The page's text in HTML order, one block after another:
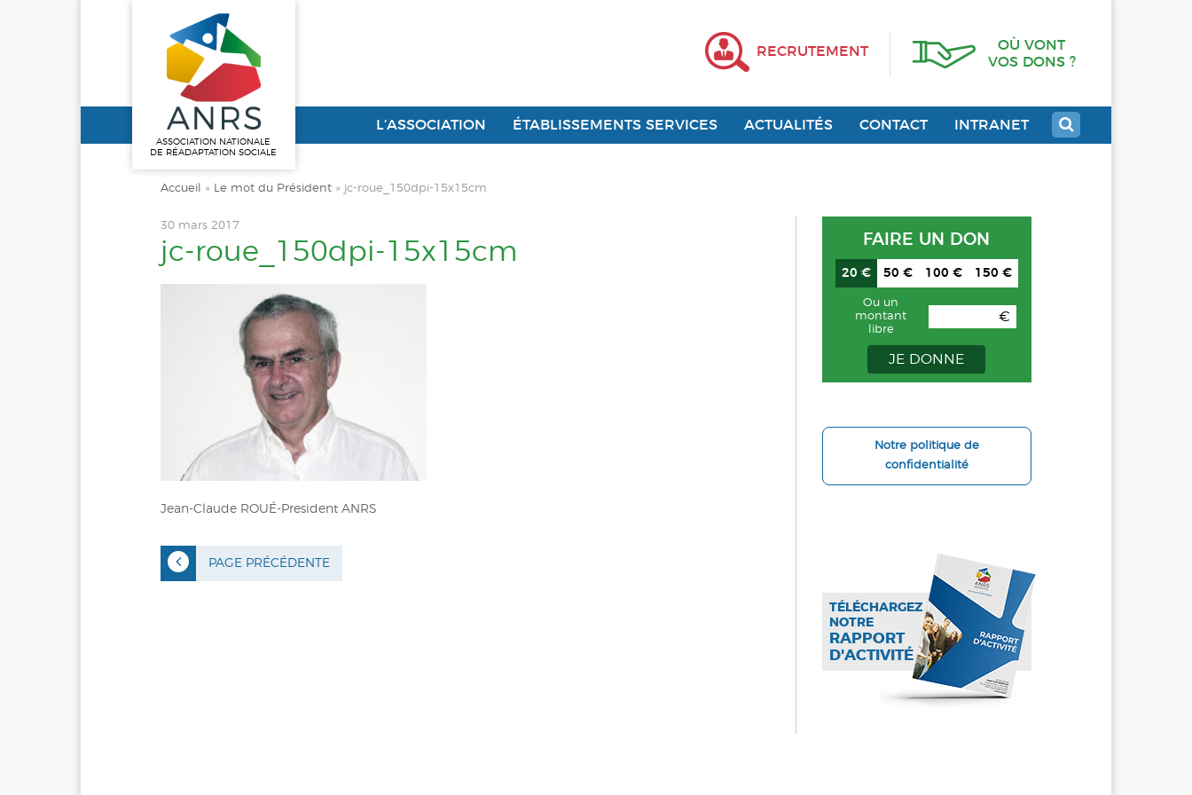
ASSOCIATION NATIONALE
DE RÉADAPTATION SOCIALE
RECRUTEMENT
OÙ VONT
VOS DONS ?
L’ASSOCIATION ÉTABLISSEMENTS SERVICES ACTUALITÉS CONTACT INTRANET
Accueil » Le mot du Président » jc-roue_150dpi-15x15cm
30 mars 2017
jc-roue_150dpi-15x15cm
Jean-Claude ROUÉ-President ANRS
PAGE PRÉCÉDENTE
FAIRE UN DON
20 € 50 € 100 € 150 €
Ou un
montant
libre
€
JE DONNE
Notre politique de
confidentialité
TÉLÉCHARGEZ
NOTRE
RAPPORT
D'ACTIVITÉ